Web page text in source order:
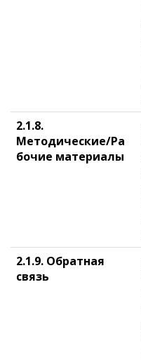
2.1.8.
Методические/Ра
бочие материалы
2.1.9. Обратная
связь